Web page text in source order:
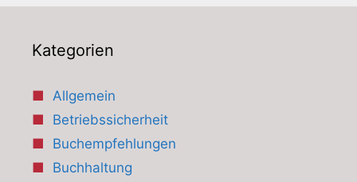
Kategorien
Allgemein
Betriebssicherheit
Buchempfehlungen
Buchhaltung